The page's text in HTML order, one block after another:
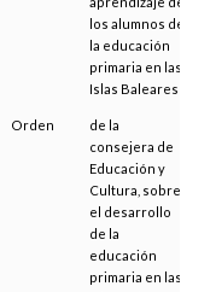
los alumnos de
la educación
primaria en las
Islas Baleares
Orden
de la
consejera de
Educación y
Cultura, sobre
el desarrollo
de la
educación
primaria en las